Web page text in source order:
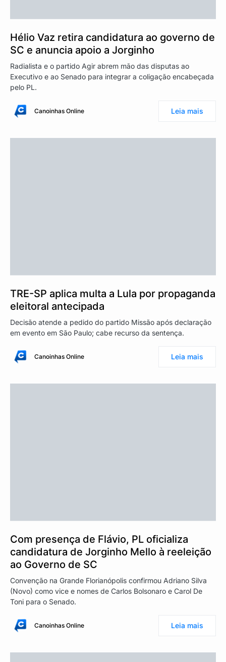
Hélio Vaz retira candidatura ao governo de
SC e anuncia apoio a Jorginho
Radialista e o partido Agir abrem mão das disputas ao
Executivo e ao Senado para integrar a coligação encabeçada
pelo PL.
Canoinhas Online Leia mais
TRE-SP aplica multa a Lula por propaganda
eleitoral antecipada
Decisão atende a pedido do partido Missão após declaração
em evento em São Paulo; cabe recurso da sentença.
Canoinhas Online Leia mais
Com presença de Flávio, PL oficializa
candidatura de Jorginho Mello à reeleição
ao Governo de SC
Convenção na Grande Florianópolis confirmou Adriano Silva
(Novo) como vice e nomes de Carlos Bolsonaro e Carol De
Toni para o Senado.
Canoinhas Online Leia mais